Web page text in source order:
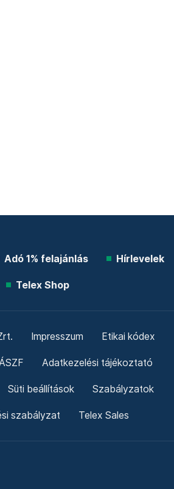
Adó 1% felajánlás Hírlevelek
Telex Shop
Impresszum Etikai kódex
Adatkezelési tájékoztató
Süti beállítások Szabályzatok
szabályzat Telex Sales